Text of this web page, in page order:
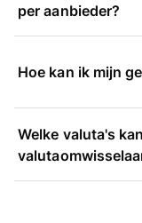
per aanbieder?
Hoe kan ik mijn
Welke valuta's